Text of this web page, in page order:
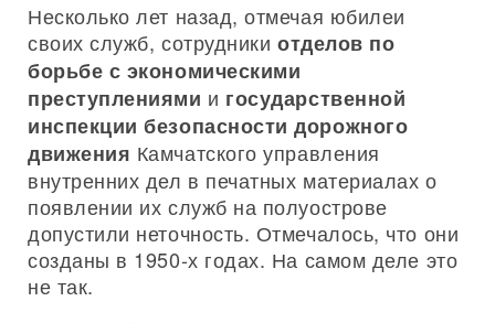
Несколько лет назад, отмечая юбилеи
своих служб, сотрудники отделов по
борьбе с экономическими
преступлениями и государственной
инспекции безопасности дорожного
движения Камчатского управления
внутренних дел в печатных материалах о
появлении их служб на полуострове
допустили неточность. Отмечалось, что они
созданы в 1950-х годах. На самом деле это
не так.